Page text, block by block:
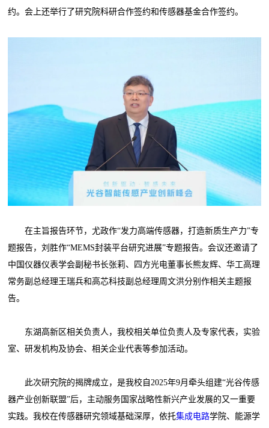
约。会上还举行了研究院科研合作签约和传感器基金合作签约。
在主旨报告环节，尤政作“发力高端传感器，打造新质生产力”专
题报告，刘胜作“MEMS封装平台研究进展”专题报告。会议还邀请了
中国仪器仪表学会副秘书长张莉、四方光电董事长熊友辉、华工高理
常务副总经理王瑞兵和高芯科技副总经理周文洪分别作相关主题报
告。
东湖高新区相关负责人，我校相关单位负责人及专家代表，实验
室、研发机构及协会、相关企业代表等参加活动。
此次研究院的揭牌成立，是我校自2025年9月牵头组建“光谷传感
器产业创新联盟”后，主动服务国家战略性新兴产业发展的又一重要
实践。我校在传感器研究领域基础深厚，依托集成电路学院、能源学